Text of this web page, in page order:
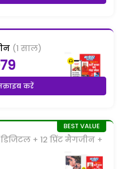
(1 साल)
करें
+ 12 प्रिंट मैगजीन +